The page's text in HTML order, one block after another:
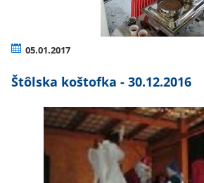
05.01.2017
Štôlska koštofka - 30.12.2016